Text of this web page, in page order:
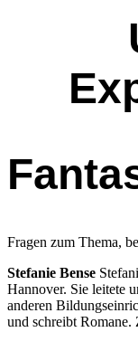
Fragen zum Thema,
Stefanie Bense
Hannover. Sie leitete
anderen
und schreibt Romane.